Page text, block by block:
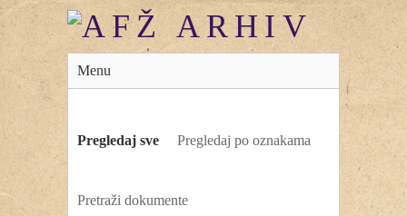
Menu
Pregledaj sve Pregledaj po oznakama
Pretraži dokumente